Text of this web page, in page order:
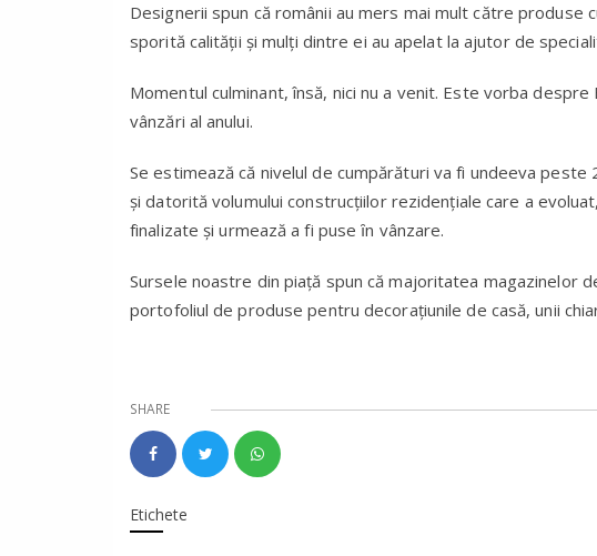
Designerii spun că românii au mers mai mult către
sporită calităţii şi mulţi dintre ei au apelat la ajutor de
Momentul culminant, însă, nici nu a venit. Este vorba
vânzări al anului.
Se estimează că nivelul de cumpărături va fi undeeva
și datorită volumului construcţiilor rezidenţiale care a
finalizate şi urmează a fi puse ȋn vânzare.
Sursele noastre din piață spun că majoritatea magazinelor
portofoliul de produse pentru decorațiunile de casă, unii
SHARE
Etichete